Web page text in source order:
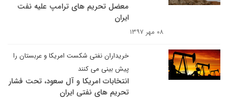
معضل تحریم های ترامپ علیه نفت
ایران
۰۸ مهر ۱۳۹۷
خریداران نفتی شکست امریکا و عربستان را
پیش بینی می کنند
انتخابات امریکا و آل سعود، تحت فشار
تحریم های نفتی ایران